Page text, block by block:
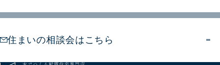
住まいの相談会はこちら